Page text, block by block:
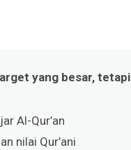
yang besar,
Al-Qur’an
nilai Qur’ani